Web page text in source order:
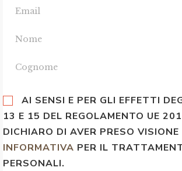
AI SENSI E PER GLI EFFETTI
13 E 15 DEL REGOLAMENTO UE
DICHIARO DI AVER PRESO VISIONE
INFORMATIVA PER IL
PERSONALI.